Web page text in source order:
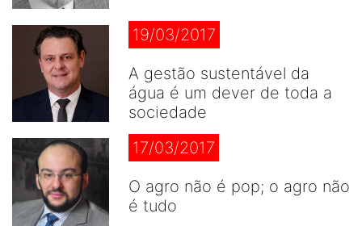
19/03/2017
A gestão sustentável da
água é um dever de toda a
sociedade
17/03/2017
O agro não é pop; o agro não
é tudo